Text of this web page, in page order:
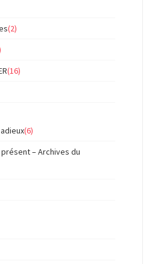
(2)
(16)
(6)
– Archives du